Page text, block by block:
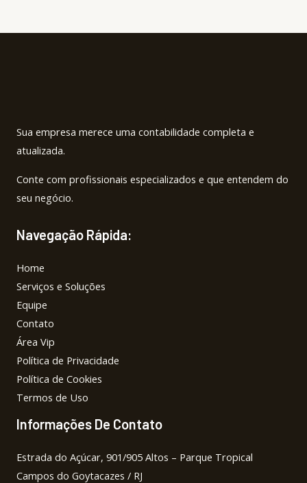
Sua empresa merece uma contabilidade completa e
atualizada.
Conte com profissionais especializados e que entendem do
seu negócio.
Navegação Rápida:
Home
Serviços e Soluções
Equipe
Contato
Área Vip
Política de Privacidade
Política de Cookies
Termos de Uso
Informações De Contato
Estrada do Açúcar, 901/905 Altos – Parque Tropical
Campos do Goytacazes / RJ